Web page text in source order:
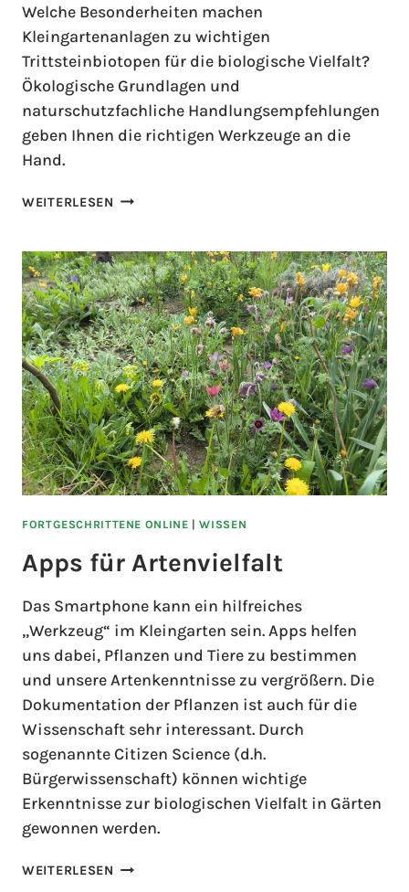
Welche Besonderheiten machen
Kleingartenanlagen zu wichtigen
Trittsteinbiotopen für die biologische Vielfalt?
Ökologische Grundlagen und
naturschutzfachliche Handlungsempfehlungen
geben Ihnen die richtigen Werkzeuge an die
Hand.
WEITERLESEN
FORTGESCHRITTENE ONLINE |WISSEN
Apps für Artenvielfalt
Das Smartphone kann ein hilfreiches
„Werkzeug“ im Kleingarten sein. Apps helfen
uns dabei, Pflanzen und Tiere zu bestimmen
und unsere Artenkenntnisse zu vergrößern. Die
Dokumentation der Pflanzen ist auch für die
Wissenschaft sehr interessant. Durch
sogenannte Citizen Science (d.h.
Bürgerwissenschaft) können wichtige
Erkenntnisse zur biologischen Vielfalt in Gärten
gewonnen werden.
WEITERLESEN